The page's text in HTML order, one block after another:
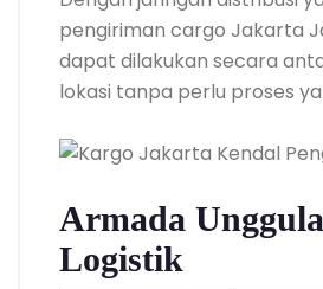
pengiriman cargo Jakarta
dapat dilakukan secara
lokasi tanpa perlu proses
Armada
Logistik